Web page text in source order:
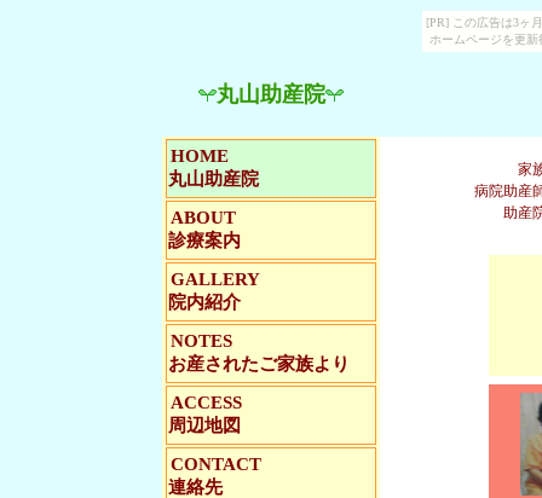
[PR] この広告は3ヶ
ホームページを更
丸山助産院
HOME
丸山助産院
ABOUT
診療案内
GALLERY
院内紹介
NOTES
お産されたご家族より
ACCESS
周辺地図
CONTACT
連絡先
家
病院助産
助産